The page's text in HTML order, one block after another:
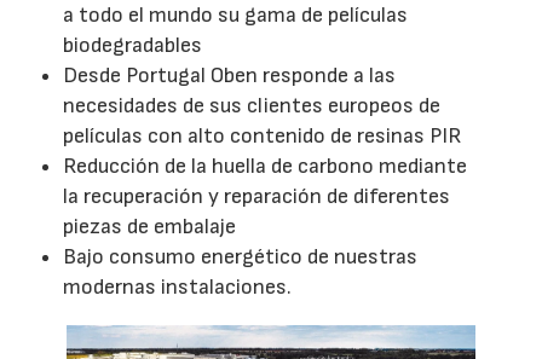
a todo el mundo su gama de películas
biodegradables
Desde Portugal Oben responde a las
necesidades de sus clientes europeos de
películas con alto contenido de resinas PIR
Reducción de la huella de carbono mediante
la recuperación y reparación de diferentes
piezas de embalaje
Bajo consumo energético de nuestras
modernas instalaciones.